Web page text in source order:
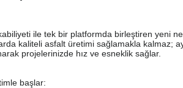
ile tek bir platformda birleştiren yeni
kaliteli asfalt üretimi sağlamakla kalmaz;
projelerinizde hız ve esneklik sağlar.
başlar: